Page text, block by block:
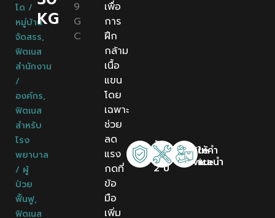
โด /
หมู่บ้าน
จัดสรร,
ฟิตเนส
สำนักงาน
/
องค์กร,
ฟิตเนส
สำหรับ
โรง
พยาบาล
/ ผู้
ป่วย
ฟื้นฟู,
ฟิตเนส
KG
9
G
C
เพื่อ
การ
ฝึก
กล้าม
เนื้อ
แขน
โดย
เฉพาะ
ช่วย
ลด
แรง
กดที่
ข้อ
มือ
เพิ่ม
รับ
ประกัน
2 ปี
Onsite
Service
ให้คำ
แนะนำ